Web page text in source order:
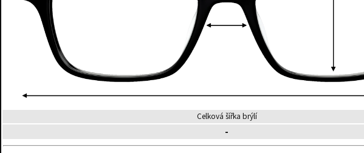
Celková šířka brýlí
-